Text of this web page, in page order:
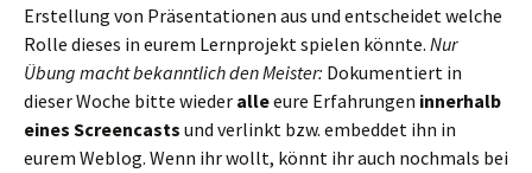
Erstellung von Präsentationen aus und entscheidet welche
Rolle dieses in eurem Lernprojekt spielen könnte. Nur
Übung macht bekanntlich den Meister: Dokumentiert in
dieser Woche bitte wieder alleeure Erfahrungen innerhalb
eines Screencasts und verlinkt bzw. embeddet ihn in
eurem Weblog. Wenn ihr wollt, könnt ihr auch nochmals bei